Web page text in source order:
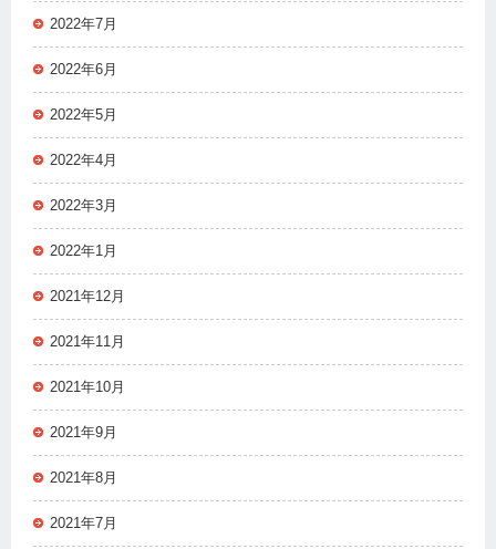
2022年7月
2022年6月
2022年5月
2022年4月
2022年3月
2022年1月
2021年12月
2021年11月
2021年10月
2021年9月
2021年8月
2021年7月